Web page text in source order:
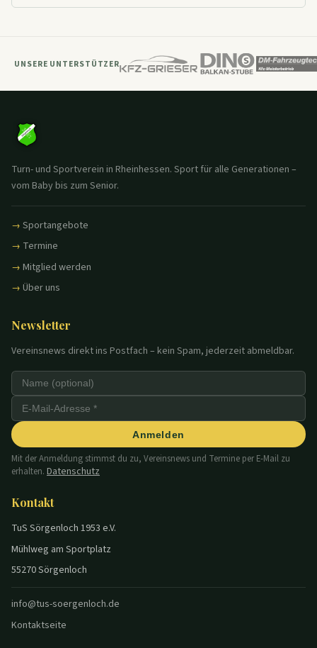
UNSERE UNTERSTÜTZER
Turn- und Sportverein in Rheinhessen. Sport für alle Generationen –
vom Baby bis zum Senior.
Sportangebote
Termine
Mitglied werden
Über uns
Newsletter
Vereinsnews direkt ins Postfach – kein Spam, jederzeit abmeldbar.
Anmelden
Mit der Anmeldung stimmst du zu, Vereinsnews und Termine per E-Mail zu
erhalten. Datenschutz
Kontakt
TuS Sörgenloch 1953 e.V.
Mühlweg am Sportplatz
55270 Sörgenloch
info@tus-soergenloch.de
Kontaktseite